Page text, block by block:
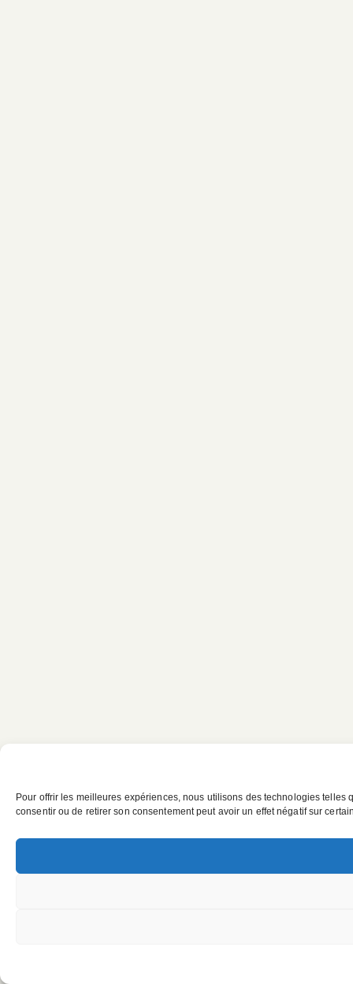
Pour offrir les meilleures expériences, nous utilisons des technologies
consentir ou de retirer son consentement peut avoir un effet négatif sur